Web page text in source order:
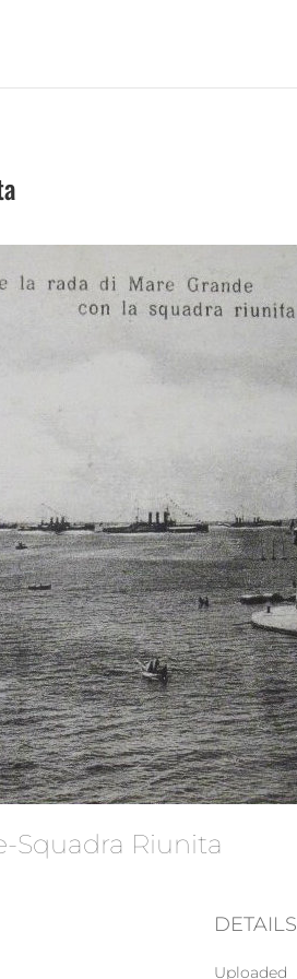
Squadra Riunita
DETAILS
Uploaded